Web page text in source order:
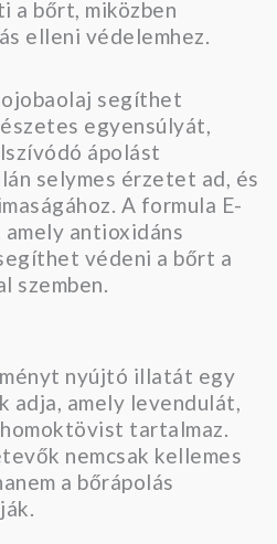
a bőrt, miközben
elleni védelemhez.
segíthet
egyensúlyát,
ápolást
selymes érzetet ad, és
A formula E-
antioxidáns
védeni a bőrt a
szemben.
nyújtó illatát egy
adja, amely levendulát,
tartalmaz.
nemcsak kellemes
a bőrápolás